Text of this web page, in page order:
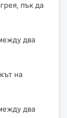
пък да
два
на
два